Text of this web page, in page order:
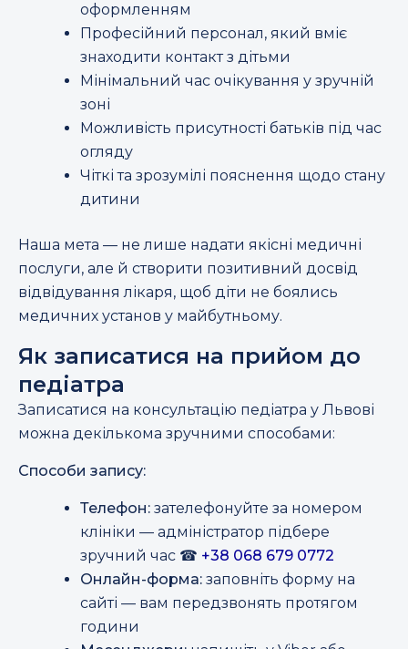
оформленням
Професійний персонал, який вміє
знаходити контакт з дітьми
Мінімальний час очікування у зручній
зоні
Можливість присутності батьків під час
огляду
Чіткі та зрозумілі пояснення щодо стану
дитини
Наша мета — не лише надати якісні медичні
послуги, але й створити позитивний досвід
відвідування лікаря, щоб діти не боялись
медичних установ у майбутньому.
Як записатися на прийом до
педіатра
Записатися на консультацію педіатра у Львові
можна декількома зручними способами:
Способи запису:
Телефон: зателефонуйте за номером
клініки — адміністратор підбере
зручний час ☎ +38 068 679 0772
Онлайн-форма: заповніть форму на
сайті — вам передзвонять протягом
години